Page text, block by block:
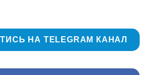
НА TELEGRAM КАНАЛ